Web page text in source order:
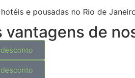
e pousadas no Rio de
vantagens de